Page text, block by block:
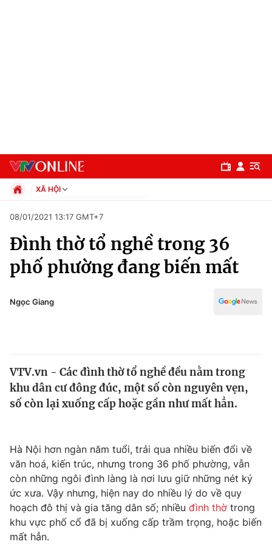
Chuyên mục
Chính trị
Xã hội
Y tế
Thế giới đó đây
Câu chuyện quốc tế
Kinh tế
Tài chính
Thị trường
Góc doanh nghiệp
Dữ liệu và đời sống
Truyền hình
XÃ HỘI
Xã hội
Pháp luật
Kinh tế
Thể thao
Văn hóa - Giải trí
Giáo dục
08/01/2021 13:17 GMT+7
Đình thờ tổ nghề trong 36
phố phường đang biến mất
Ngọc Giang
VTV.vn - Các đình thờ tổ nghề đều nằm trong
khu dân cư đông đúc, một số còn nguyên vẹn,
số còn lại xuống cấp hoặc gần như mất hẳn.
Hà Nội hơn ngàn năm tuổi, trải qua nhiều biến đổi về
văn hoá, kiến trúc, nhưng trong 36 phố phường, vẫn
còn những ngôi đình làng là nơi lưu giữ những nét ký
ức xưa. Vậy nhưng, hiện nay do nhiều lý do về quy
hoạch đô thị và gia tăng dân số; nhiều đình thờ trong
khu vực phố cổ đã bị xuống cấp trầm trọng, hoặc biến
mất hẳn.